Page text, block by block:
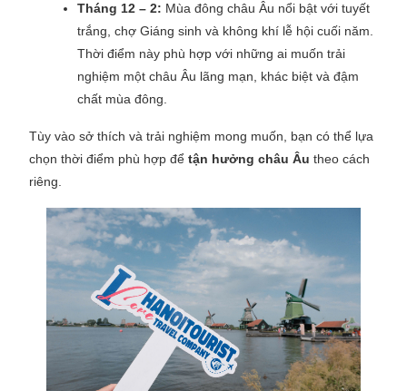
Tháng 12 – 2: Mùa đông châu Âu nổi bật với tuyết
trắng, chợ Giáng sinh và không khí lễ hội cuối năm.
Thời điểm này phù hợp với những ai muốn trải
nghiệm một châu Âu lãng mạn, khác biệt và đậm
chất mùa đông.
Tùy vào sở thích và trải nghiệm mong muốn, bạn có thể lựa
chọn thời điểm phù hợp để tận hưởng châu Âu theo cách
riêng.